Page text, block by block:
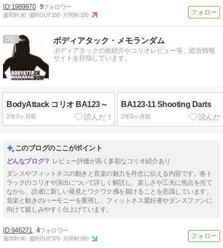
1989970 9
週間IN:90 週間OUT:150 月間IN:330
5 ボディアタック・メモランダム
ボディアタックの曲紹介やコリオレビュー等、総合情報
サイトを目指しています。
BodyAttack コリオ BA123～
2年3ヶ月前
BA123-11 Shooting Darts
2年3ヶ月前
このブログのここがポイント
レビュー評価が高く多彩なコリオ紹介あり
ダンスやフィットネスの動きと音楽の魅力を丹念に伝える内容です。各ト
ラックのコリオや演出について詳しく解説し、楽しさや工夫に焦点を当て
ながら、読者に新しい発見とワクワク感を届けることを意識しています。
音楽と動きのハーモニーを重視し、フィットネス愛好者やダンスファンに
向けて親しみやすく仕上げています。
946271 4
週間IN:80 週間OUT:370 月間IN:390